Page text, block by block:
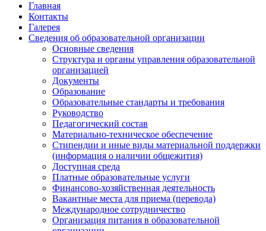
Главная
Контакты
Галерея
Сведения об образовательной организации
Основные сведения
Структура и органы управления образовательной
организацией
Документы
Образование
Образовательные стандарты и требования
Руководство
Педагогический состав
Материально-техническое обеспечение
Стипендии и иные виды материальной поддержки
(информация о наличии общежития)
Доступная среда
Платные образовательные услуги
Финансово-хозяйственная деятельность
Вакантные места для приема (перевода)
Международное сотрудничество
Организация питания в образовательной